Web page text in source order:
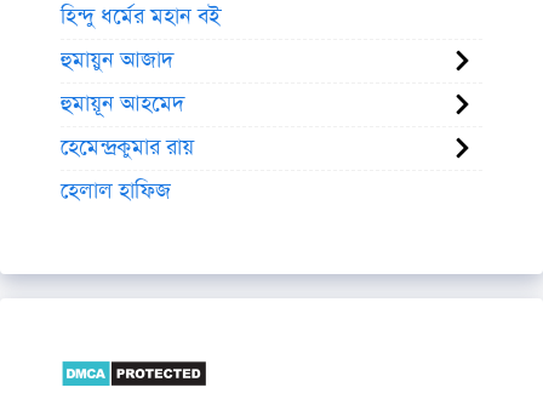
হিন্দু ধর্মের মহান বই
হুমায়ুন আজাদ
হুমায়ূন আহমেদ
হেমেন্দ্রকুমার রায়
হেলাল হাফিজ